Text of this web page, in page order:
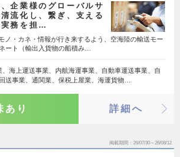
企業様のグローバルサ
流化し、繋ぎ、支える
務を担…
ノ・カネ・情報が行き来するよう、空海陸の輸送モー
ート（輸出入貨物の船積み…
、海上運送事業、内航海運事業、自動車運送事業、自
送事業、通関業、保税上屋業、海運貨物…
あり 詳細へ
掲載期間 26/07/30～26/08/12